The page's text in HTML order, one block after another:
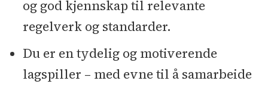
og god kjennskap til relevante
regelverk og standarder.
Du er en tydelig og motiverende
lagspiller – med evne til å samarbeide